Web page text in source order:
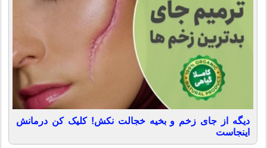
دیگه از جای زخم و بخیه خجالت نکش! کلیک کن درمانش
اینجاست